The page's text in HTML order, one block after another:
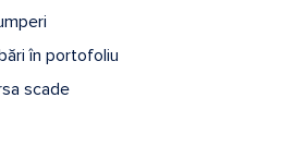
în portofoliu
scade